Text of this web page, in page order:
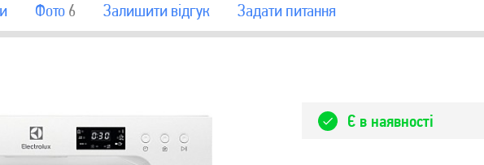
Фото 6 Залишити вiдгук Задати питання
Є в наявності